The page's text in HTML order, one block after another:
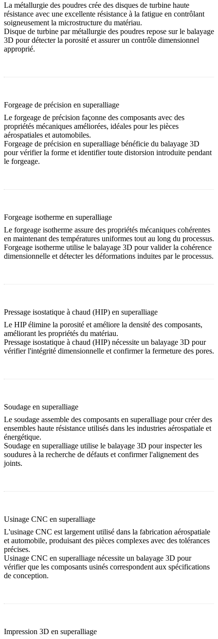
La métallurgie des poudres crée des disques de turbine haute
résistance avec une excellente résistance à la fatigue en contrôlant
soigneusement la microstructure du matériau.
Disque de turbine par métallurgie des poudres repose sur le balayage
3D pour détecter la porosité et assurer un contrôle dimensionnel
approprié.
Forgeage de précision en superalliage
Le forgeage de précision façonne des composants avec des
propriétés mécaniques améliorées, idéales pour les pièces
aérospatiales et automobiles.
Forgeage de précision en superalliage bénéficie du balayage 3D
pour vérifier la forme et identifier toute distorsion introduite pendant
le forgeage.
Forgeage isotherme en superalliage
Le forgeage isotherme assure des propriétés mécaniques cohérentes
en maintenant des températures uniformes tout au long du processus.
Forgeage isotherme utilise le balayage 3D pour valider la cohérence
dimensionnelle et détecter les déformations induites par le processus.
Pressage isostatique à chaud (HIP) en superalliage
Le HIP élimine la porosité et améliore la densité des composants,
améliorant les propriétés du matériau.
Pressage isostatique à chaud (HIP) nécessite un balayage 3D pour
vérifier l'intégrité dimensionnelle et confirmer la fermeture des pores.
Soudage en superalliage
Le soudage assemble des composants en superalliage pour créer des
ensembles haute résistance utilisés dans les industries aérospatiale et
énergétique.
Soudage en superalliage utilise le balayage 3D pour inspecter les
soudures à la recherche de défauts et confirmer l'alignement des
joints.
Usinage CNC en superalliage
L'usinage CNC est largement utilisé dans la fabrication aérospatiale
et automobile, produisant des pièces complexes avec des tolérances
précises.
Usinage CNC en superalliage nécessite un balayage 3D pour
vérifier que les composants usinés correspondent aux spécifications
de conception.
Impression 3D en superalliage